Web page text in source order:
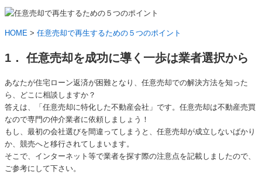
HOME > 任意売却で再生するための５つのポイント
1． 任意売却を成功に導く一歩は業者選択から
あなたが住宅ローン返済が困難となり、任意売却での解決方法を知った
ら、どこに相談しますか？
答えは、
「任意売却に特化した不動産会社」 です。任意売却は不動産売買
なので専門の仲介業者に依頼しましょう！
もし、最初の会社選びを間違ってしまうと、任意売却が成立しないばかり
か、競売へと移行されてしまいます。
そこで、インターネット等で業者を探す際の注意点を記載しましたので、
ご参考にして下さい。